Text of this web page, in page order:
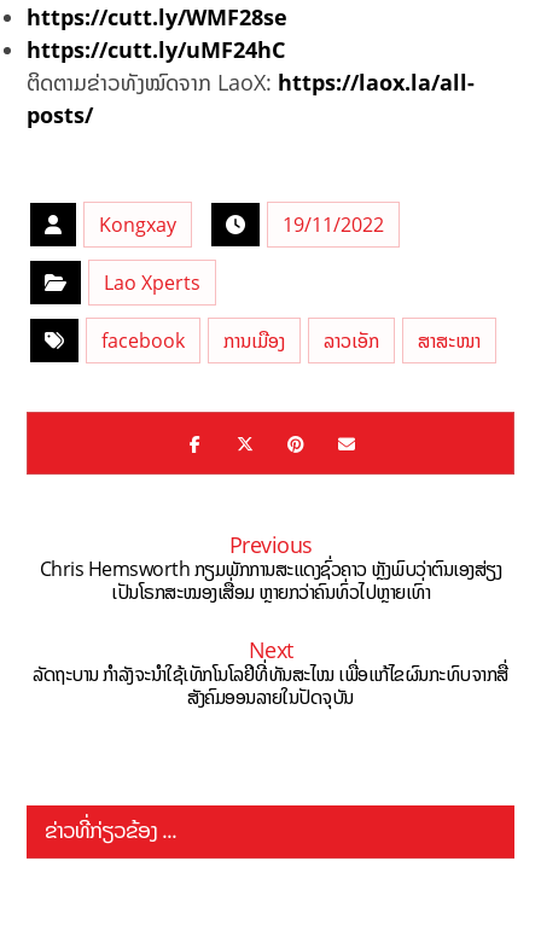
https://cutt.ly/WMF28se
https://cutt.ly/uMF24hC
ຕິດຕາມຂ່າວທັງໝົດຈາກ LaoX: https://laox.la/all-
posts/
Kongxay 19/11/2022
Lao Xperts
facebook ການເມືອງ ລາວເອັກ ສາສະໜາ
Previous
Chris Hemsworth ກຽມພັກການສະແດງຊົ່ວຄາວ ຫຼັງພົບວ່າຕົນເອງສ່ຽງ
ເປັນໂຣກສະໝອງເສື່ອມ ຫຼາຍກວ່າຄົນທົ່ວໄປຫຼາຍເທົ່າ
Next
ລັດຖະບານ ກຳລັງຈະນຳໃຊ້ເທັກໂນໂລຢີທີ່ທັນສະໄໝ ເພື່ອແກ້ໄຂຜົນກະທົບຈາກສື່
ສັງຄົມອອນລາຍໃນປັດຈຸບັນ
ຂ່າວທີ່ກ່ຽວຂ້ອງ ...